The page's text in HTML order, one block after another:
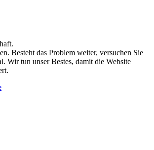
Besteht das Problem weiter, versuchen Sie
Wir tun unser Bestes, damit die Website